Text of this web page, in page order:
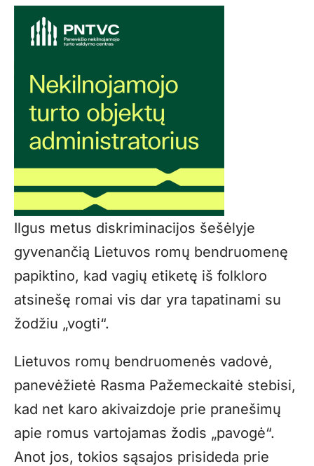
Ilgus metus diskriminacijos šešėlyje
gyvenančią Lietuvos romų bendruomenę
papiktino, kad vagių etiketę iš folkloro
atsinešę romai vis dar yra tapatinami su
žodžiu „vogti“.
Lietuvos romų bendruomenės vadovė,
panevėžietė Rasma Pažemeckaitė stebisi,
kad net karo akivaizdoje prie pranešimų
apie romus vartojamas žodis „pavogė“.
Anot jos, tokios sąsajos prisideda prie